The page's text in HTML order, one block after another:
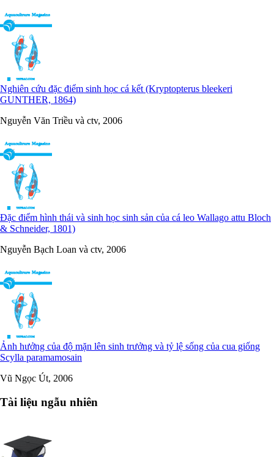
Nghiên cứu đặc điểm sinh học cá kết (Kryptopterus bleekeri
GUNTHER, 1864)
Nguyễn Văn Triều và ctv, 2006
Đặc điểm hình thái và sinh học sinh sản của cá leo Wallago attu Bloch
& Schneider, 1801)
Nguyễn Bạch Loan và ctv, 2006
Ảnh hưởng của độ mặn lên sinh trưởng và tỷ lệ sống của cua giống
Scylla paramamosain
Vũ Ngọc Út, 2006
Tài liệu ngẫu nhiên